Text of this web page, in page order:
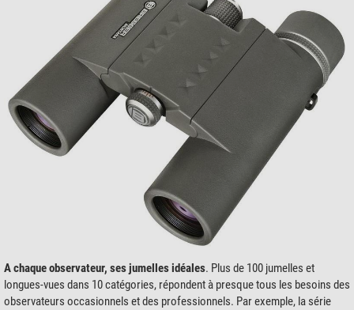
A chaque observateur, ses jumelles idéales. Plus de 100 jumelles et
longues-vues dans 10 catégories, répondent à presque tous les besoins des
observateurs occasionnels et des professionnels. Par exemple, la série